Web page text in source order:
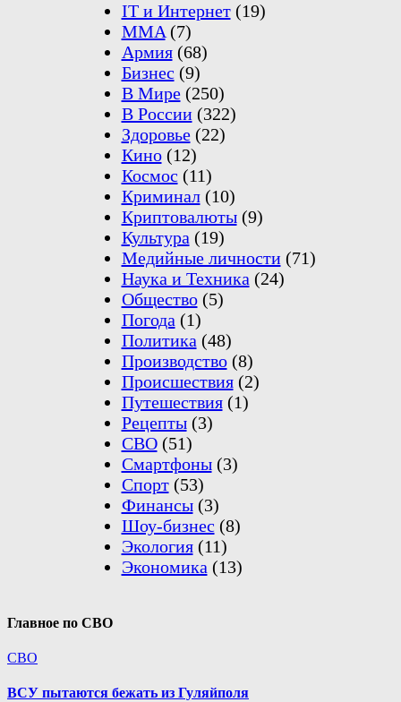
IT и Интернет(19)
MMA(7)
Армия(68)
Бизнес (9)
В Мире(250)
В России(322)
Здоровье(22)
Кино(12)
Космос (11)
Криминал(10)
Криптовалюты(9)
Культура(19)
Медийные личности(71)
Наука и Техника(24)
Общество(5)
Погода(1)
Политика(48)
Производство(8)
Происшествия(2)
Путешествия(1)
Рецепты(3)
СВО(51)
Смартфоны(3)
Спорт(53)
Финансы(3)
Шоу-бизнес (8)
Экология(11)
Экономика(13)
Главное по СВО
СВО
ВСУ пытаются бежать из Гуляйполя